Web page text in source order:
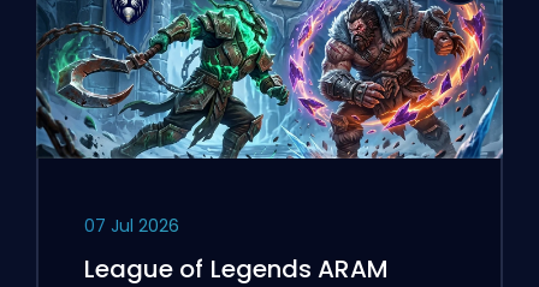
07 Jul 2026
League of Legends ARAM